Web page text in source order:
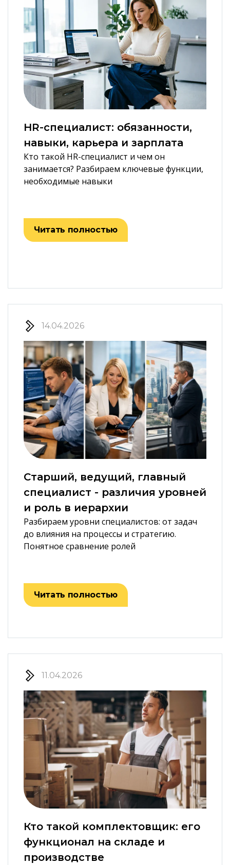
HR-специалист: обязанности,
навыки, карьера и зарплата
Кто такой HR-специалист и чем он
занимается? Разбираем ключевые функции,
необходимые навыки
Читать полностью
14.04.2026
Старший, ведущий, главный
специалист - различия уровней
и роль в иерархии
Разбираем уровни специалистов: от задач
до влияния на процессы и стратегию.
Понятное сравнение ролей
Читать полностью
11.04.2026
Кто такой комплектовщик: его
функционал на складе и
производстве